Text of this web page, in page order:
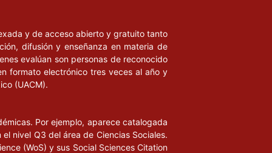
y de acceso abierto y gratuito tanto
difusión y enseñanza en materia de
evalúan son personas de reconocido
formato electrónico tres veces al año y
(UACM).
Por ejemplo, aparece catalogada
nivel Q3 del área de Ciencias Sociales.
(WoS) y sus Social Sciences Citation